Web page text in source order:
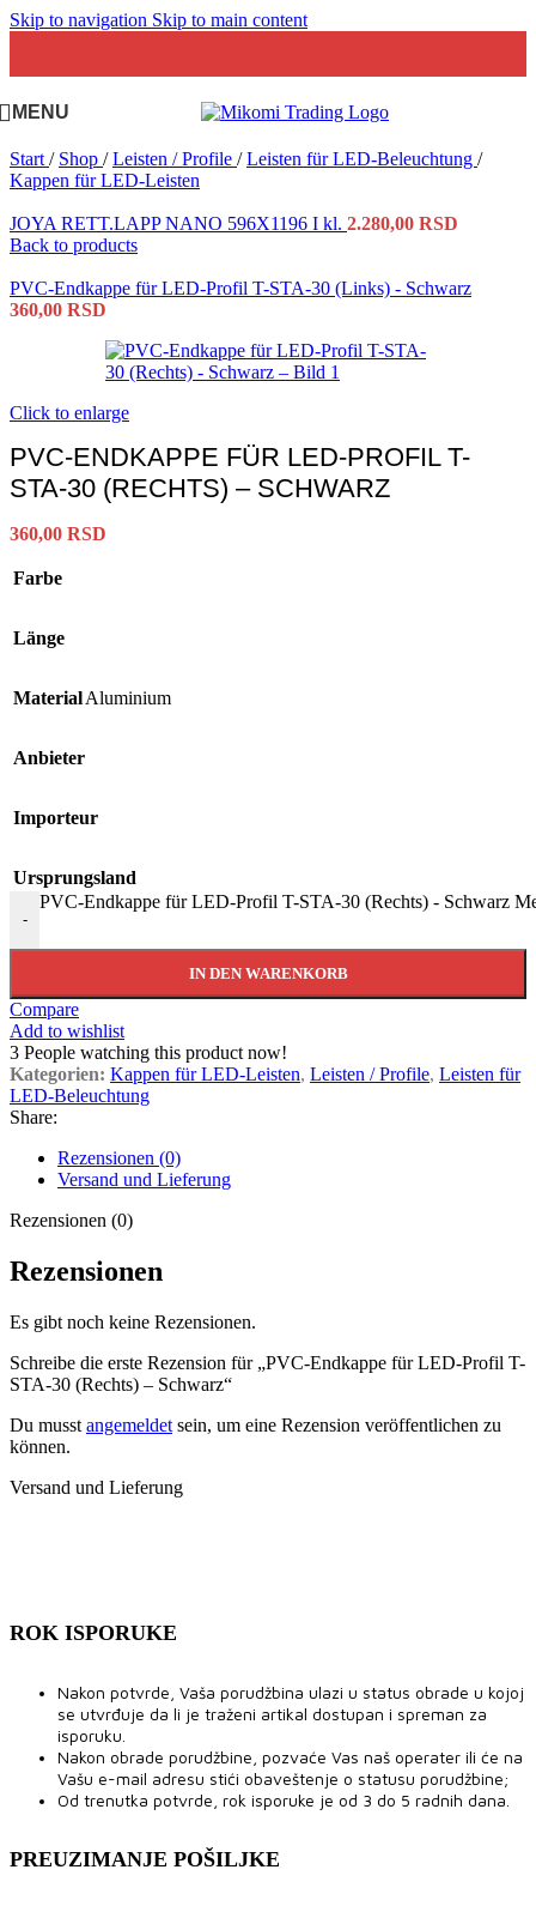
Skip to navigation Skip to main content
MENU
Start / Shop / Leisten / Profile / Leisten für LED-Beleuchtung /
Kappen für LED-Leisten
JOYA RETT.LAPP NANO 596X1196 I kl. 2.280,00 RSD
Back to products
PVC-Endkappe für LED-Profil T-STA-30 (Links) - Schwarz
360,00 RSD
Click to enlarge
PVC-ENDKAPPE FÜR LED-PROFIL T-
STA-30 (RECHTS) – SCHWARZ
360,00 RSD
Farbe
Länge
MaterialAluminium
Anbieter
Importeur
Ursprungsland
-
PVC-Endkappe für LED-Profil T-STA-30 (Rechts) - Schwarz
IN DEN WARENKORB
Compare
Add to wishlist
3 People watching this product now!
Kategorien: Kappen für LED-Leisten, Leisten / Profile, Leisten für
LED-Beleuchtung
Share:
Rezensionen (0)
Versand und Lieferung
Rezensionen (0)
Rezensionen
Es gibt noch keine Rezensionen.
Schreibe die erste Rezension für „PVC-Endkappe für LED-Profil T-
STA-30 (Rechts) – Schwarz“
Du musst angemeldet sein, um eine Rezension veröffentlichen zu
können.
Versand und Lieferung
ROK ISPORUKE
Nakon potvrde, Vaša porudžbina ulazi u status obrade u kojoj
se utvrđuje da li je traženi artikal dostupan i spreman za
isporuku.
Nakon obrade porudžbine, pozvaće Vas naš operater ili će na
Vašu e-mail adresu stići obaveštenje o statusu porudžbine;
Od trenutka potvrde, rok isporuke je od 3 do 5 radnih dana.
PREUZIMANJE POŠILJKE